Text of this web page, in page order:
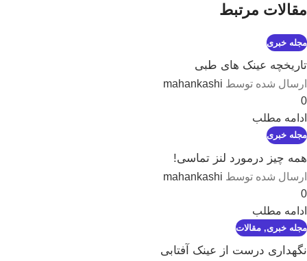
مقالات مرتبط
مجله خبری
تاریخچه عینک های طبی
ارسال شده توسط mahankashi
0
ادامه مطلب
مجله خبری
همه چیز درمورد لنز تماسی!
ارسال شده توسط mahankashi
0
ادامه مطلب
مجله خبری, مقالات
نگهداری درست از عینک آفتابی